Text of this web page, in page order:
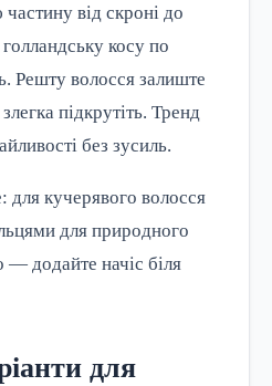
частину від скроні до
голландську косу по
Решту волосся залиште
підкрутіть. Тренд
без зусиль.
для кучерявого волосся
для природного
— додайте начіс біля
для